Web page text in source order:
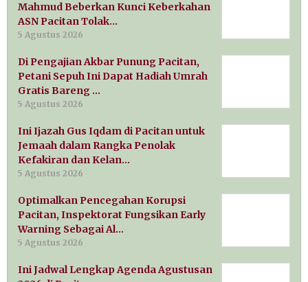
Mahmud Beberkan Kunci Keberkahan
ASN Pacitan Tolak…
5 Agustus 2026
Di Pengajian Akbar Punung Pacitan,
Petani Sepuh Ini Dapat Hadiah Umrah
Gratis Bareng …
5 Agustus 2026
Ini Ijazah Gus Iqdam di Pacitan untuk
Jemaah dalam Rangka Penolak
Kefakiran dan Kelan…
5 Agustus 2026
Optimalkan Pencegahan Korupsi
Pacitan, Inspektorat Fungsikan Early
Warning Sebagai Al…
5 Agustus 2026
Ini Jadwal Lengkap Agenda Agustusan